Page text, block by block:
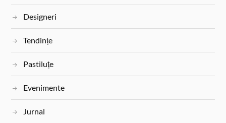
Designeri
Tendințe
Pastiluțe
Evenimente
Jurnal